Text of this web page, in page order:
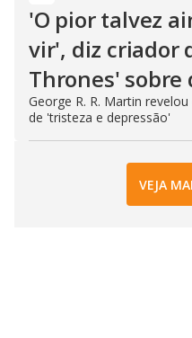
'O pior talvez
vir', diz criador
Thrones' sobre
George R. R. Martin
de 'tristeza e depressão'
VEJA